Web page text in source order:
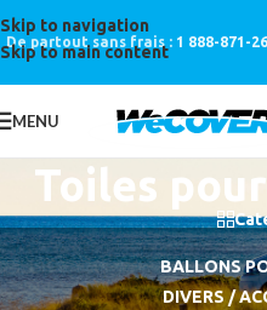
Skip to navigation
Skip to main content
De partout sans frais : 1 888-871-
MENU
Toiles
BALLONS
DIVERS /